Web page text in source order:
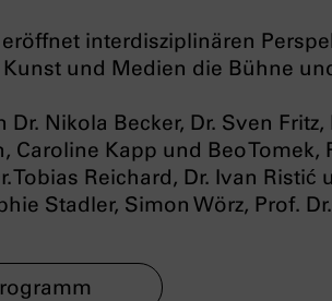
interdisziplinären
und Medien die Bühne
Dr. Nikola Becker, Dr. Sven
Caroline Kapp und Beo Tomek,
Tobias Reichard, Dr. Ivan
Stadler, Simon Wörz, Prof.